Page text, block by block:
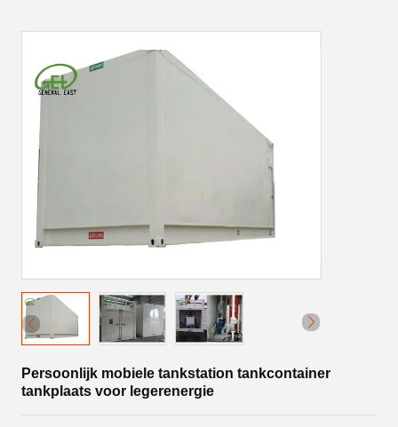
Persoonlijk mobiele tankstation tankcontainer
tankplaats voor legerenergie